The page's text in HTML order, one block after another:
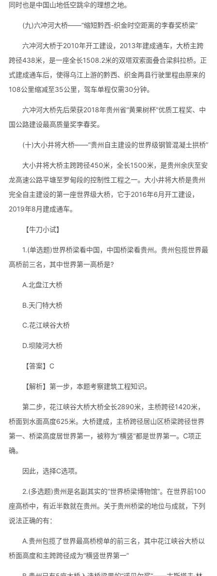
同时也是中国山地低空跳伞的理想之地。
(九)六冲河大桥——“缩短黔西-织金时空距离的李春奖桥梁”
六冲河大桥于2010年开工建设，2013年建成通车，大桥主跨
跨径438米，是一座全长1508.2米的双塔双索面叠合梁斜拉桥。正
式建成通车后，使得乌江上游的黔西、织金两县行驶里程由原来的
108公里缩减至35公里，驾车单程仅需30分钟。
六冲河大桥先后荣获2018年贵州省“黄果树杯”优质工程奖、中
国公路建设最高质量奖李春奖。
(十)大小井将大桥——“贵州自主建设的世界级钢管混凝土拱桥”
大小井将大桥主跨跨径450米，全长1500米，是贵州余庆至安
龙高速公路平塘至罗甸段的控制性工程之一。大小井将大桥是贵州
完全自主建设的第一座世界级大桥，它于2016年6月开工建设，
2019年8月建成通车。
【牛刀小试】
1.(单选题)世界桥梁看中国，中国桥梁看贵州。贵州包揽世界最
高桥前三名，其中世界第一高桥是?
A.北盘江大桥
B.天门特大桥
C.花江峡谷大桥
D.坝陵河大桥
【答案】C
【解析】第一步，本题考察建筑工程知识。
第二步，花江峡谷大桥大桥全长2890米，主桥跨径1420米，
桥面到水面高度625米。大桥建成，主桥跨径居山区桥梁跨径世界
第一、桥梁高度居世界第一，被称为“横竖”都是世界第一。C项正
确。
因此，选择C选项。
2.(多选题)贵州是名副其实的“世界桥梁博物馆”。在世界前100
座高桥中，有近半数就在贵州。关于贵州桥梁的地位与成就，下列
说法正确的有：
A.贵州包揽了世界最高桥榜单的前三名，其中花江峡谷大桥以
桥面高度和主跨跨径成为“横竖世界第一”